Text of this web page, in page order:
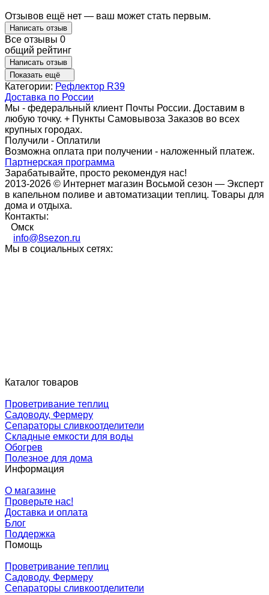
Отзывов ещё нет — ваш может стать первым.
Написать отзыв
Все отзывы 0
общий рейтинг
Написать отзыв
Показать ещё
Категории: Рефлектор R39
Доставка по России
Мы - федеральный клиент Почты России. Доставим в
любую точку. + Пункты Самовывоза Заказов во всех
крупных городах.
Получили - Оплатили
Возможна оплата при получении - наложенный платеж.
Партнерская программа
Зарабатывайте, просто рекомендуя нас!
2013-2026 © Интернет магазин Восьмой сезон — Эксперт
в капельном поливе и автоматизации теплиц. Товары для
дома и отдыха.
Контакты:
Омск
info@8sezon.ru
Мы в социальных сетях:
Каталог товаров
Проветривание теплиц
Садоводу, Фермеру
Сепараторы сливкоотделители
Складные емкости для воды
Обогрев
Полезное для дома
Информация
О магазине
Проверьте нас!
Доставка и оплата
Блог
Поддержка
Помощь
Проветривание теплиц
Садоводу, Фермеру
Сепараторы сливкоотделители